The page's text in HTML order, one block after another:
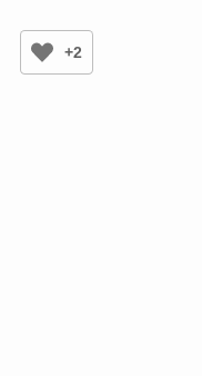
+2